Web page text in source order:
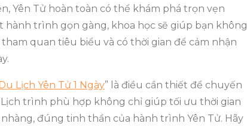
Yên Tử hoàn toàn có thể khám phá trọn vẹn
trình gọn gàng, khoa học sẽ giúp bạn không
quan tiêu biểu và có thời gian để cảm nhận
Lịch Yên Tử 1 Ngày” là điều cần thiết để chuyến
Lịch trình phù hợp không chỉ giúp tối ưu thời gian
đúng tinh thần của hành trình Yên Tử. Hãy